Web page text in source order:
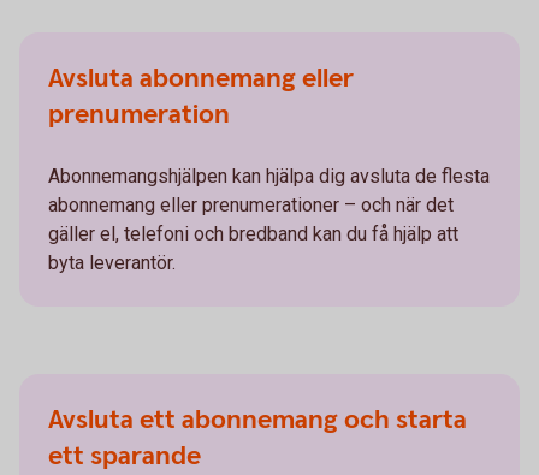
Avsluta abonnemang eller
prenumeration
Abonnemangshjälpen kan hjälpa dig avsluta de flesta
abonnemang eller prenumerationer – och när det
gäller el, telefoni och bredband kan du få hjälp att
byta leverantör.
Avsluta ett abonnemang och starta
ett sparande